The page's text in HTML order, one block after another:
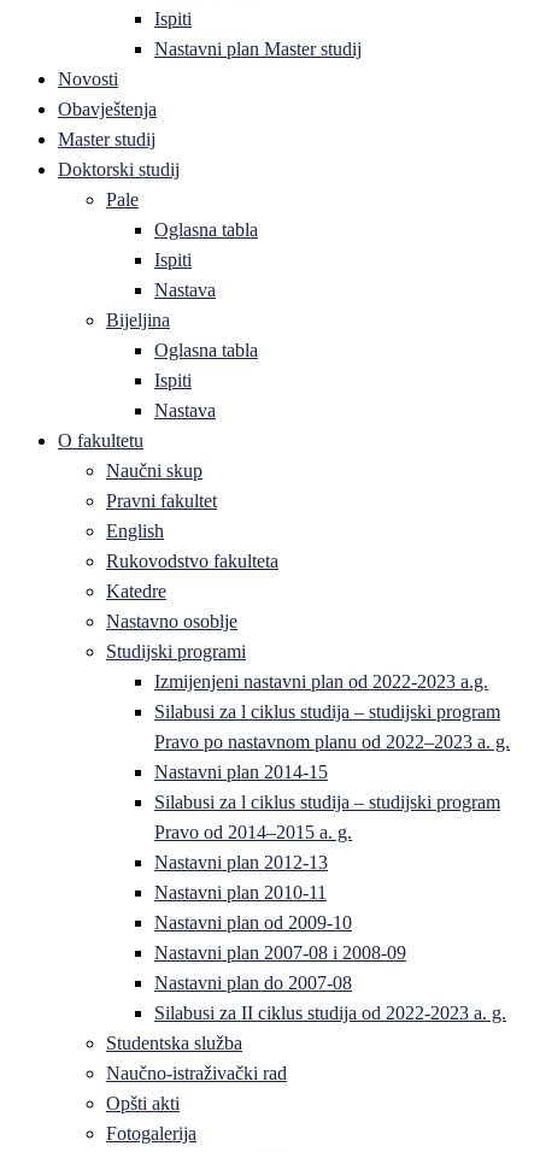
Ispiti
Nastavni plan Master studij
Novosti
Obavještenja
Master studij
Doktorski studij
Pale
Oglasna tabla
Ispiti
Nastava
Bijeljina
Oglasna tabla
Ispiti
Nastava
O fakultetu
Naučni skup
Pravni fakultet
English
Rukovodstvo fakulteta
Katedre
Nastavno osoblje
Studijski programi
Izmijenjeni nastavni plan od 2022-2023 a.g.
Silabusi za l ciklus studija – studijski program
Pravo po nastavnom planu od 2022–2023 a. g.
Nastavni plan 2014-15
Silabusi za l ciklus studija – studijski program
Pravo od 2014–2015 a. g.
Nastavni plan 2012-13
Nastavni plan 2010-11
Nastavni plan od 2009-10
Nastavni plan 2007-08 i 2008-09
Nastavni plan do 2007-08
Silabusi za II ciklus studija od 2022-2023 a. g.
Studentska služba
Naučno-istraživački rad
Opšti akti
Fotogalerija